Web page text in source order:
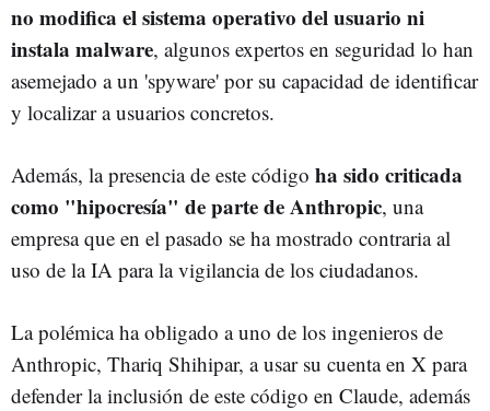
no modifica el sistema operativo del usuario ni
instala malware, algunos expertos en seguridad lo han
asemejado a un 'spyware' por su capacidad de identificar
y localizar a usuarios concretos.
Además, la presencia de este código ha sido criticada
como "hipocresía" de parte de Anthropic, una
empresa que en el pasado se ha mostrado contraria al
uso de la IA para la vigilancia de los ciudadanos.
La polémica ha obligado a uno de los ingenieros de
Anthropic, Thariq Shihipar, a usar su cuenta en X para
defender la inclusión de este código en Claude, además